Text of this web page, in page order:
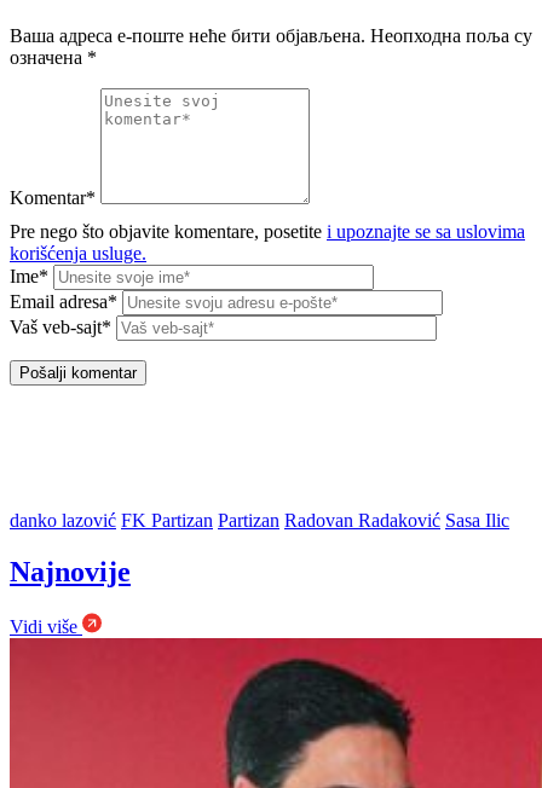
Ваша адреса е-поште неће бити објављена. Неопходна поља су
означена *
Komentar*
Pre nego što objavite komentare, posetite i upoznajte se sa uslovima
korišćenja usluge.
Ime*
Email adresa*
Vaš veb-sajt*
danko lazović FK Partizan Partizan Radovan Radaković Sasa Ilic
Najnovije
Vidi više